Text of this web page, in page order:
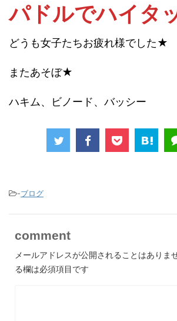
パドルでハイタ
どうも女子たちお疲れ様でした★
またあそぼ★
ハキム、ビノード、バッシー
-ブログ
comment
メールアドレスが公開されることはありませ
る欄は必須項目です